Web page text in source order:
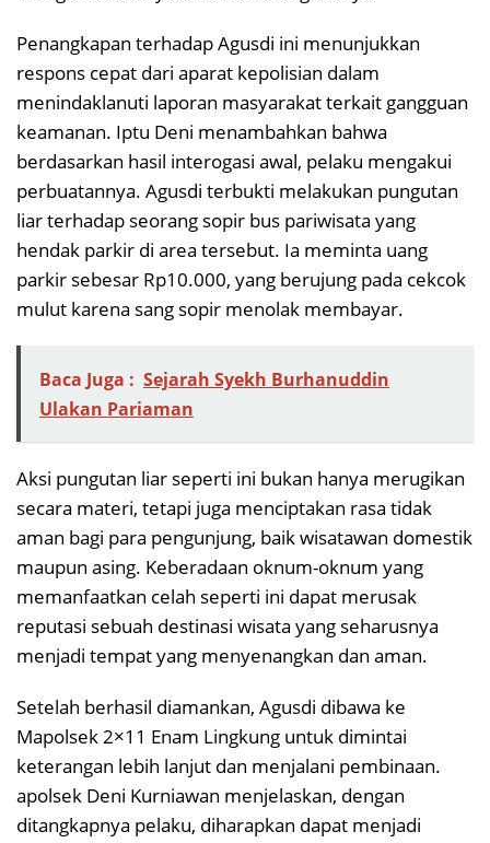
Penangkapan terhadap Agusdi ini menunjukkan
respons cepat dari aparat kepolisian dalam
menindaklanuti laporan masyarakat terkait gangguan
keamanan. Iptu Deni menambahkan bahwa
berdasarkan hasil interogasi awal, pelaku mengakui
perbuatannya. Agusdi terbukti melakukan pungutan
liar terhadap seorang sopir bus pariwisata yang
hendak parkir di area tersebut. Ia meminta uang
parkir sebesar Rp10.000, yang berujung pada cekcok
mulut karena sang sopir menolak membayar.
Baca Juga : Sejarah Syekh Burhanuddin
Ulakan Pariaman
Aksi pungutan liar seperti ini bukan hanya merugikan
secara materi, tetapi juga menciptakan rasa tidak
aman bagi para pengunjung, baik wisatawan domestik
maupun asing. Keberadaan oknum-oknum yang
memanfaatkan celah seperti ini dapat merusak
reputasi sebuah destinasi wisata yang seharusnya
menjadi tempat yang menyenangkan dan aman.
Setelah berhasil diamankan, Agusdi dibawa ke
Mapolsek 2×11 Enam Lingkung untuk dimintai
keterangan lebih lanjut dan menjalani pembinaan.
apolsek Deni Kurniawan menjelaskan, dengan
ditangkapnya pelaku, diharapkan dapat menjadi